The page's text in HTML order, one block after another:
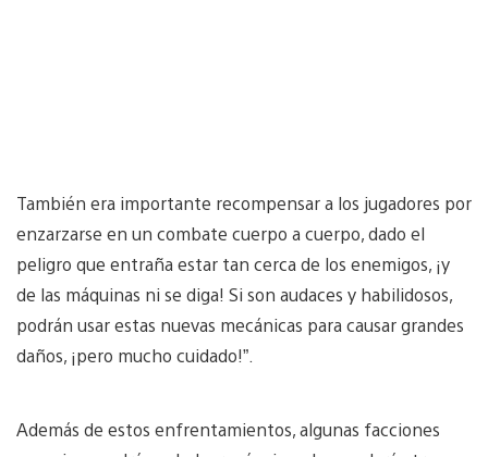
También era importante recompensar a los jugadores por
enzarzarse en un combate cuerpo a cuerpo, dado el
peligro que entraña estar tan cerca de los enemigos, ¡y
de las máquinas ni se diga! Si son audaces y habilidosos,
podrán usar estas nuevas mecánicas para causar grandes
daños, ¡pero mucho cuidado!”.
Además de estos enfrentamientos, algunas facciones